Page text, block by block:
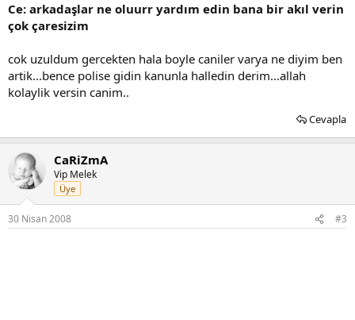
Ce: arkadaşlar ne oluurr yardım edin bana bir akıl verin
çok çaresizim
cok uzuldum gercekten hala boyle caniler varya ne diyim ben
artik...bence polise gidin kanunla halledin derim...allah
kolaylik versin canim..
Cevapla
CaRiZmA
Vip Melek
Üye
30 Nisan 2008 #3